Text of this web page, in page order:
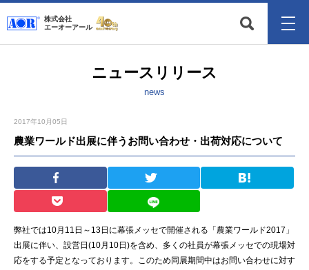
株式会社
エーオーアール
ニュースリリース
news
2017年10月05日
農業ワールド出展に伴うお問い合わせ・出荷対応について
弊社では10月11日～13日に幕張メッセで開催される「農業ワールド2017」
出展に伴い、設営日(10月10日)を含め、多くの社員が幕張メッセでの現場対
応をする予定となっております。このため同展期間中はお問い合わせに対す